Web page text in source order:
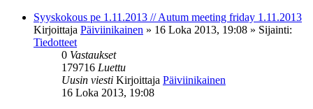
Syyskokous pe 1.11.2013 // Autum meeting friday 1.11.2013
Kirjoittaja Päiviinikainen » 16 Loka 2013, 19:08 » Sijainti:
Tiedotteet
0 Vastaukset
179716 Luettu
Uusin viesti Kirjoittaja Päiviinikainen
16 Loka 2013, 19:08